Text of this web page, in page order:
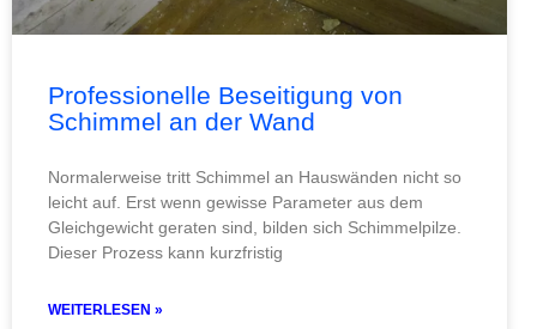
Professionelle Beseitigung von
Schimmel an der Wand
Normalerweise tritt Schimmel an Hauswänden nicht so
leicht auf. Erst wenn gewisse Parameter aus dem
Gleichgewicht geraten sind, bilden sich Schimmelpilze.
Dieser Prozess kann kurzfristig
WEITERLESEN »